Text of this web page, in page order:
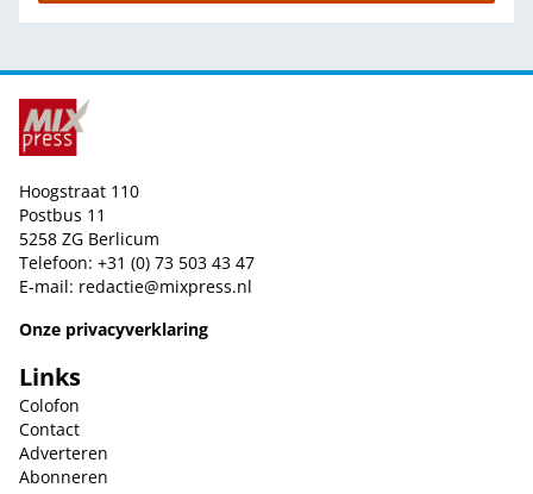
Hoogstraat 110
Postbus 11
5258 ZG Berlicum
Telefoon: +31 (0) 73 503 43 47
E-mail: redactie@mixpress.nl
Onze privacyverklaring
Links
Colofon
Contact
Adverteren
Abonneren